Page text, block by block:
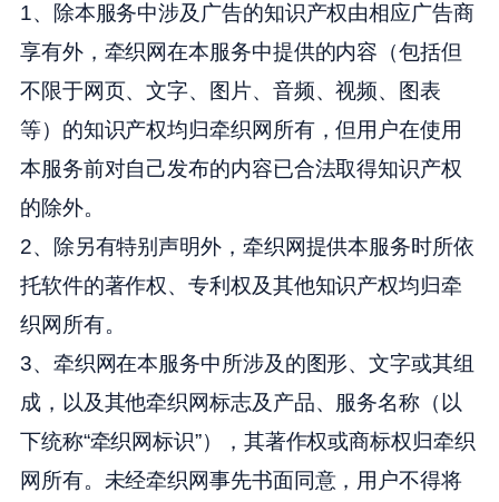
1、除本服务中涉及广告的知识产权由相应广告商
享有外，牵织网在本服务中提供的内容（包括但
不限于网页、文字、图片、音频、视频、图表
等）的知识产权均归牵织网所有，但用户在使用
本服务前对自己发布的内容已合法取得知识产权
的除外。
2、除另有特别声明外，牵织网提供本服务时所依
托软件的著作权、专利权及其他知识产权均归牵
织网所有。
3、牵织网在本服务中所涉及的图形、文字或其组
成，以及其他牵织网标志及产品、服务名称（以
下统称“牵织网标识”），其著作权或商标权归牵织
网所有。未经牵织网事先书面同意，用户不得将